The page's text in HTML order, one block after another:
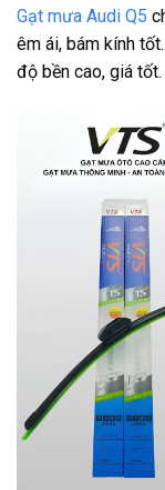
Gạt mưa Audi Q5
êm ái, bám kính
độ bền cao, giá tốt.